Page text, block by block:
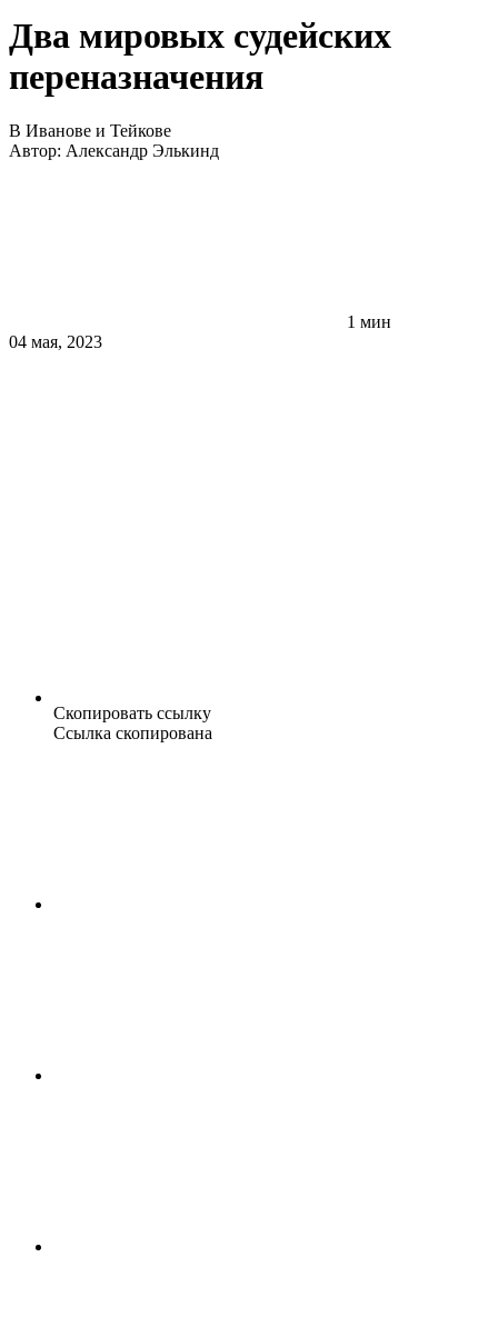
Два мировых судейских
переназначения
В Иванове и Тейкове
Автор: Александр Элькинд
1 мин
04 мая, 2023
Скопировать ссылку
Ссылка скопирована